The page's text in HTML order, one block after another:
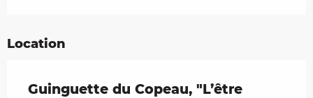
Location
Guinguette du Copeau, "L’être